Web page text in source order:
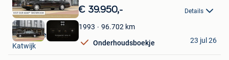
in
Mijn
Favorieten
€ 39.950,- Details
1993 96.702 km
Onderhoudsboekje
HooG Selections
Katwijk
23 jul 26